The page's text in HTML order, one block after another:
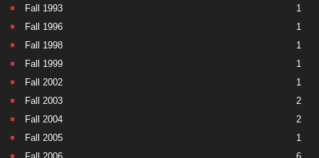
Fall 1993
1
Fall 1996
1
Fall 1998
1
Fall 1999
1
Fall 2002
1
Fall 2003
2
Fall 2004
2
Fall 2005
1